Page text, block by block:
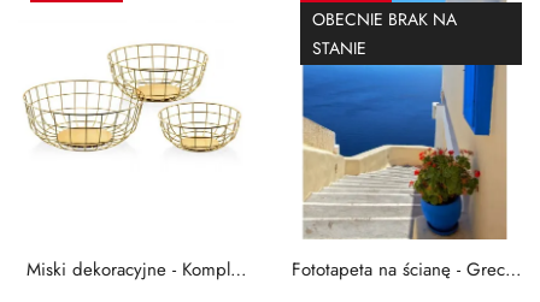
Miski dekoracyjne - Komplet
OBECNIE BRAK NA
STANIE
Fototapeta na ścianę - Grecja